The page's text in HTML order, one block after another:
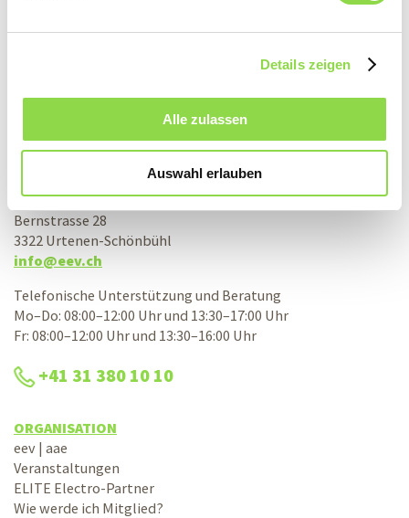
Details zeigen
Alle zulassen
Auswahl erlauben
Schweizerische Elektro-Einkaufs-Vereinigung
Bernstrasse 28
3322 Urtenen-Schönbühl
info@eev.ch
Telefonische Unterstützung und Beratung
Mo–Do: 08:00–12:00 Uhr und 13:30–17:00 Uhr
Fr: 08:00–12:00 Uhr und 13:30–16:00 Uhr
+41 31 380 10 10
ORGANISATION
eev | aae
Veranstaltungen
ELITE Electro-Partner
Wie werde ich Mitglied?